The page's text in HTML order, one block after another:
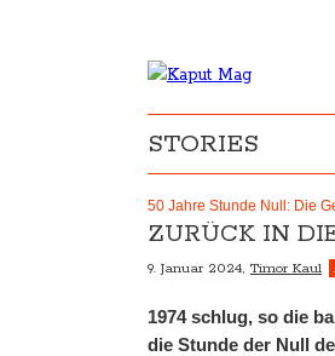
STORIES
50 Jahre Stunde Null: Die
ZURÜCK IN
9. Januar 2024, Timor Kaul
1974 schlug, so die
die Stunde der Null